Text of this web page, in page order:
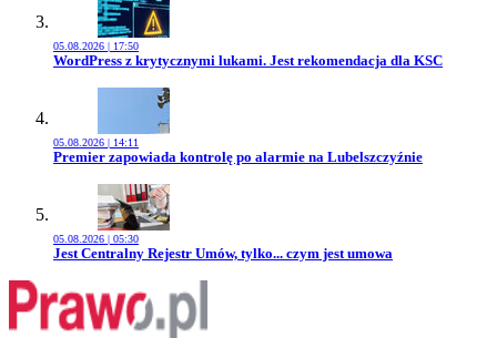
05.08.2026 | 17:50
Przejdź do artykułu:
WordPress z krytycznymi lukami. Jest rekomendacja dla KSC
05.08.2026 | 14:11
Przejdź do artykułu:
Premier zapowiada kontrolę po alarmie na Lubelszczyźnie
05.08.2026 | 05:30
Przejdź do artykułu:
Jest Centralny Rejestr Umów, tylko... czym jest umowa